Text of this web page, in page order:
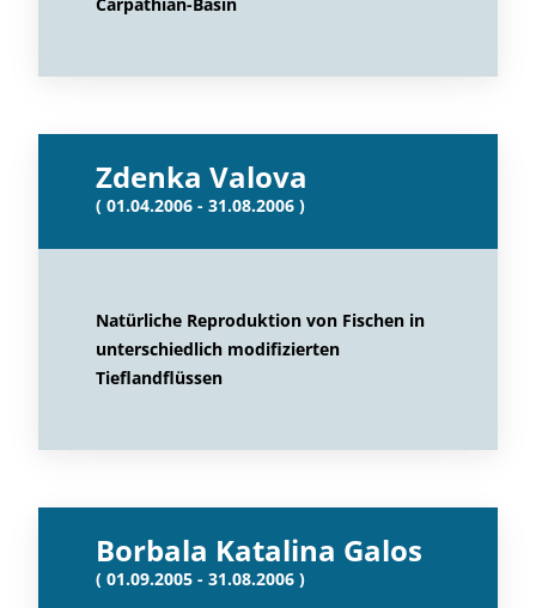
Zdenka Valova
( 01.04.2006 - 31.08.2006 )
Natürliche Reproduktion von Fischen in
unterschiedlich modifizierten
Tieflandflüssen
Borbala Katalina Galos
( 01.09.2005 - 31.08.2006 )